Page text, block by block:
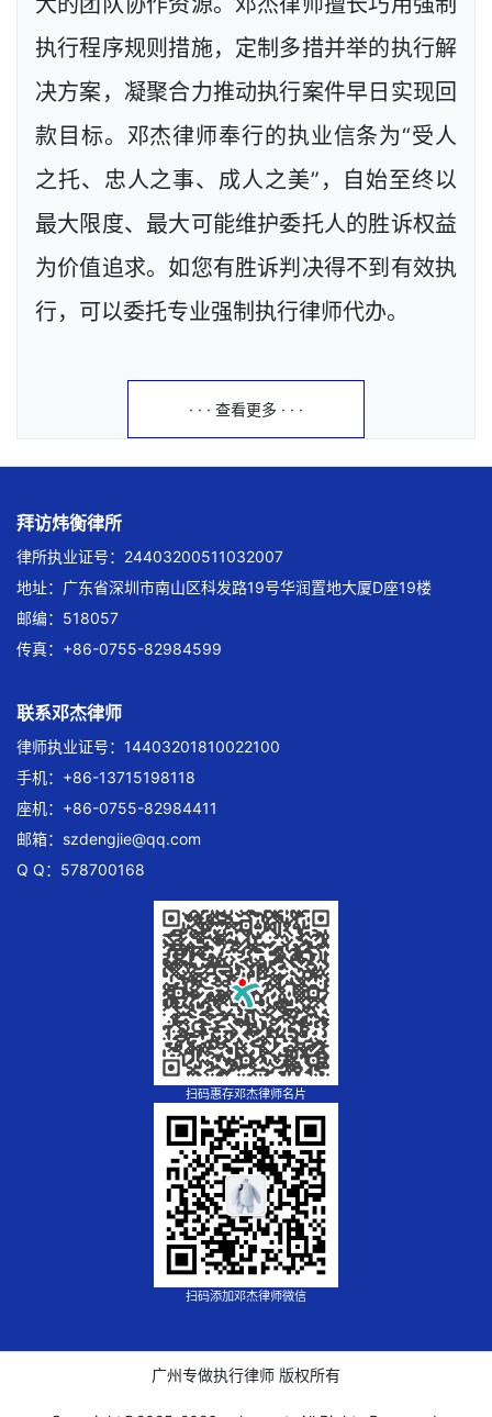
执行程序规则措施，定制多措并举的执行解
决方案，凝聚合力推动执行案件早日实现回
款目标。邓杰律师奉行的执业信条为“受人
之托、忠人之事、成人之美”，自始至终以
最大限度、最大可能维护委托人的胜诉权益
为价值追求。如您有胜诉判决得不到有效执
行，可以委托专业强制执行律师代办。
· · · 查看更多 · · ·
拜访炜衡律所
律所执业证号：24403200511032007
地址：广东省深圳市南山区科发路19号华润置地大厦D座19楼
邮编：518057
传真：+86-0755-82984599
联系邓杰律师
律师执业证号：14403201810022100
手机：+86-13715198118
座机：+86-0755-82984411
邮箱： szdengjie@qq.com
Q Q：578700168
扫码惠存邓杰律师名片
扫码添加邓杰律师微信
广州专做执行律师 版权所有